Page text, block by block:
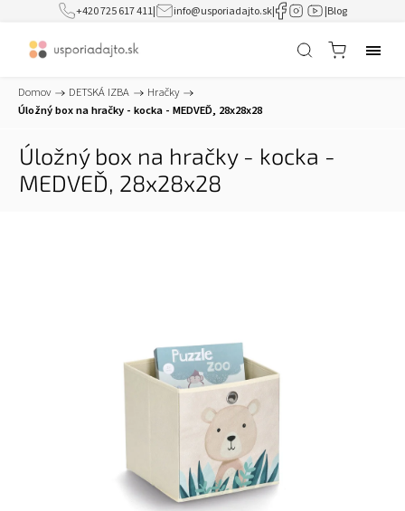
+420 725 617 411| info@usporiadajto.sk| |Blog
Domov / DETSKÁ IZBA / Hračky /
Úložný box na hračky - kocka - MEDVEĎ, 28x28x28
Úložný box na hračky - kocka -
MEDVEĎ, 28x28x28